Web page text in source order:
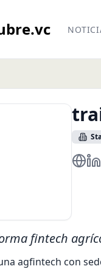
fintech
agfintech con